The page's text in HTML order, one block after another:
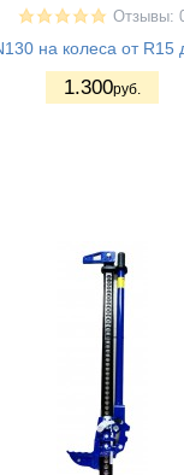
Отзывы:
на колеса от
1.300руб.